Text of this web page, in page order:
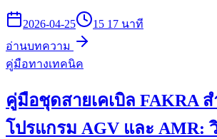
2026-04-25
15 17 นาที
อ่านบทความ
คู่มือทางเทคนิค
คู่มือชุดสายเคเบิล FAKRA
โปรแกรม AGV และ AMR: